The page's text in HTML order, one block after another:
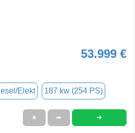
53.999 €
Elekt 187 kw (254 PS)
★ ➦ ➜